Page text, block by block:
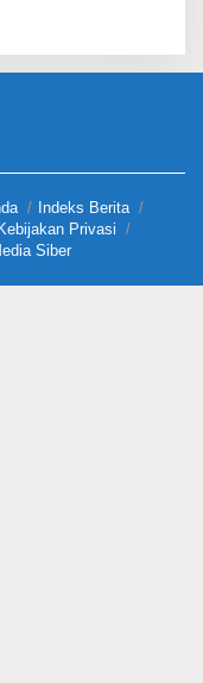
Indeks Berita
Privasi
Siber